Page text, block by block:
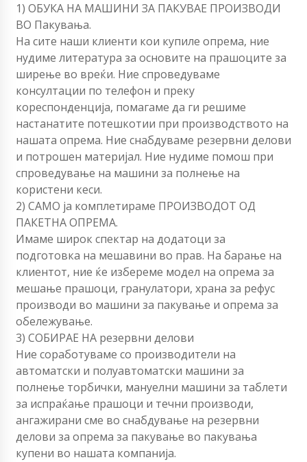
1) ОБУКА НА МАШИНИ ЗА ПАКУВАЕ ПРОИЗВОДИ
ВО Пакувања.
На сите наши клиенти кои купиле опрема, ние
нудиме литература за основите на прашоците за
ширење во вреќи. Ние спроведуваме
консултации по телефон и преку
кореспонденција, помагаме да ги решиме
настанатите потешкотии при производството на
нашата опрема. Ние снабдуваме резервни делови
и потрошен материјал. Ние нудиме помош при
спроведување на машини за полнење на
користени кеси.
2) САМО ја комплетираме ПРОИЗВОДОТ ОД
ПАКЕТНА ОПРЕМА.
Имаме широк спектар на додатоци за
подготовка на мешавини во прав. На барање на
клиентот, ние ќе избереме модел на опрема за
мешање прашоци, гранулатори, храна за рефус
производи во машини за пакување и опрема за
обележување.
3) СОБИРАЕ НА резервни делови
Ние соработуваме со производители на
автоматски и полуавтоматски машини за
полнење торбички, мануелни машини за таблети
за испраќање прашоци и течни производи,
ангажирани сме во снабдување на резервни
делови за опрема за пакување во пакувања
купени во нашата компанија.